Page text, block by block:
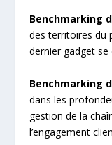
Benchmarking
des territoires du
dernier gadget se
Benchmarking
dans les
gestion de la
l’engagement